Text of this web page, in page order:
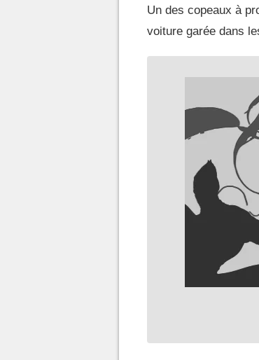
Un des copeaux à
voiture garée dans